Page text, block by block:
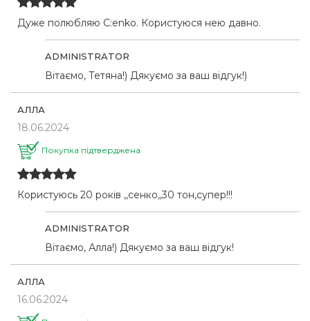
Дуже полюбляю C:enko. Користуюся нею давно.
ADMINISTRATOR
Вітаємо, Тетяна!) Дякуємо за ваш відгук!)
АЛЛА
18.06.2024
Покупка підтверджена
Користуюсь 20 років ,,сенко,,30 тон,супер!!!
ADMINISTRATOR
Вітаємо, Алла!) Дякуємо за ваш відгук!
АЛЛА
16.06.2024